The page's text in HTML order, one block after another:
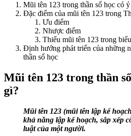
Mũi tên 123 trong thần số học có
Đặc điểm của mũi tên 123 trong
Ưu điểm
Nhược điểm
Thiếu mũi tên 123 trong
Định hướng phát triển của những
thần số học
Mũi tên 123 trong thần
gì?
Mũi tên 123 (mũi tên lập kế
khả năng lập kế hoạch, sắp xếp
luật của một người.